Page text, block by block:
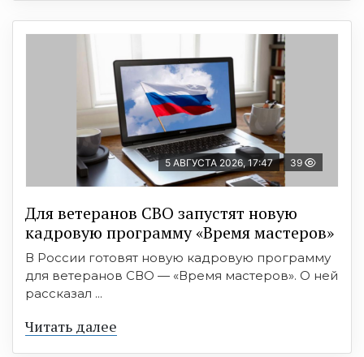
5 АВГУСТА 2026, 17:47 39
Для ветеранов СВО запустят новую
кадровую программу «Время мастеров»
В России готовят новую кадровую программу
для ветеранов СВО — «Время мастеров». О ней
рассказал ...
Читать далее